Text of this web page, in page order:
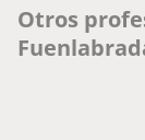
Otros